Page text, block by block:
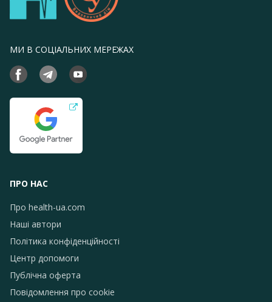
МИ В СОЦІАЛЬНИХ МЕРЕЖАХ
ПРО НАС
Про health-ua.com
Наші автори
Політика конфіденційності
Центр допомоги
Публічна оферта
Повідомлення про сookie